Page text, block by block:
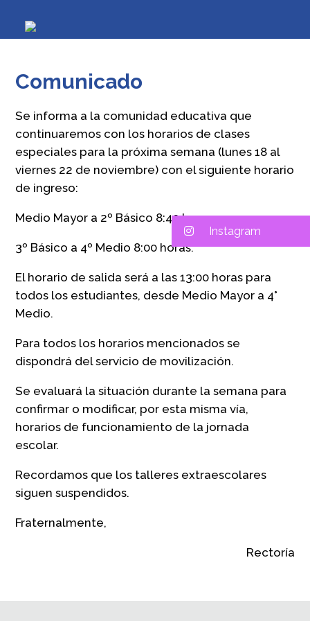
Comunicado
Se informa a la comunidad educativa que
continuaremos con los horarios de clases
especiales para la próxima semana (lunes 18 al
viernes 22 de noviembre) con el siguiente horario
de ingreso:
Medio Mayor a 2º Básico 8:40 horas
3º Básico a 4º Medio 8:00 horas.
El horario de salida será a las 13:00 horas para
todos los estudiantes, desde Medio Mayor a 4°
Medio.
Para todos los horarios mencionados se
dispondrá del servicio de movilización.
Se evaluará la situación durante la semana para
confirmar o modificar, por esta misma vía,
horarios de funcionamiento de la jornada
escolar.
Recordamos que los talleres extraescolares
siguen suspendidos.
Fraternalmente,
Rectoría
Instagram